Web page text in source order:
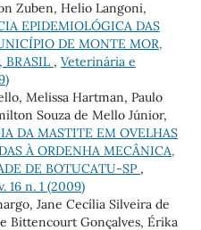
Zuben, Helio Langoni,
EPIDEMIOLÓGICA DAS
DE MONTE MOR,
BRASIL , Veterinária e
Melissa Hartman, Paulo
Souza de Mello Júnior,
DA MASTITE EM OVELHAS
À ORDENHA MECÂNICA,
DE BOTUCATU-SP ,
16 n. 1 (2009)
Jane Cecília Silveira de
Bittencourt Gonçalves, Érika